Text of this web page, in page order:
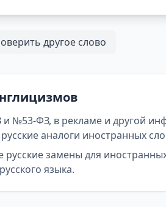
другое слово
№53-ФЗ, в рекламе и другой
аналоги иностранных
замены для
языка.